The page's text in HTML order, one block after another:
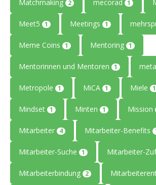
Matchmaking 2 mecorad 1
Meet5 1 Meetings 1
Meme Coins 1 Mentoring 1
Mentorinnen und Mentoren 1
Metropole 1 MiCA 1 Miele 1
Mindset 1 Minten 1 Mission
Mitarbeiter 4 Mitarbeiter-Benefits
Mitarbeiter-Suche 1 Mitarbeiter-
Mitarbeiterbindung 2